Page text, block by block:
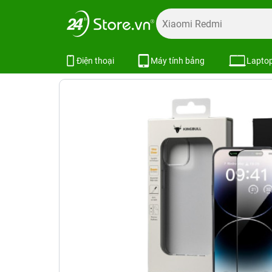
Điện thoại Máy tính bảng
Trang chủ Combo khuyến mãi